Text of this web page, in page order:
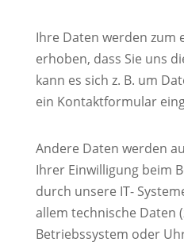
Ihre Daten werden zum
erhoben, dass Sie uns
kann es sich z. B. um
ein Kontaktformular
Andere Daten werden
Ihrer Einwilligung beim
durch unsere IT-
allem technische Daten
Betriebssystem oder